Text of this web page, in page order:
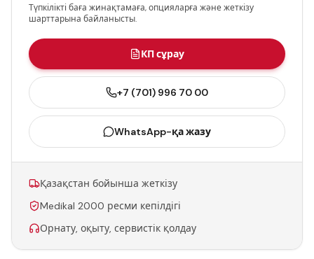
Түпкілікті баға жинақтамаға, опцияларға және жеткізу
шарттарына байланысты.
КП сұрау
+7 (701) 996 70 00
WhatsApp-қа жазу
Қазақстан бойынша жеткізу
Medikal 2000 ресми кепілдігі
Орнату, оқыту, сервистік қолдау